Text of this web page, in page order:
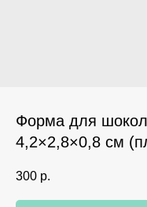
Форма для
4,2×2,8×0,8 см
300 р.